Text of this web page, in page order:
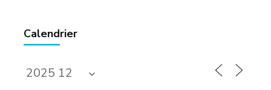
Calendrier